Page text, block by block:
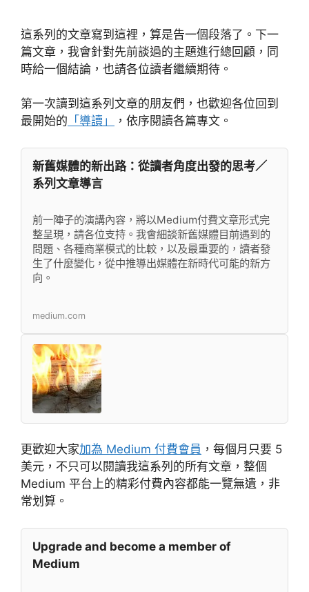
這系列的文章寫到這裡，算是告一個段落了。下一
篇文章，我會針對先前談過的主題進行總回顧，同
時給一個結論，也請各位讀者繼續期待。
第一次讀到這系列文章的朋友們，也歡迎各位回到
最開始的 「導讀」 ，依序閱讀各篇專文。
新舊媒體的新出路：從讀者角度出發的思考／
系列文章導言
前一陣子的演講內容，將以Medium付費文章形式完
整呈現，請各位支持。我會細談新舊媒體目前遇到的
問題、各種商業模式的比較，以及最重要的，讀者發
生了什麼變化，從中推導出媒體在新時代可能的新方
向。
medium.com
更歡迎大家加為 Medium 付費會員 ，每個月只要 5
美元，不只可以閱讀我這系列的所有文章，整個
Medium 平台上的精彩付費內容都能一覽無遺，非
常划算。
Upgrade and become a member of
Medium